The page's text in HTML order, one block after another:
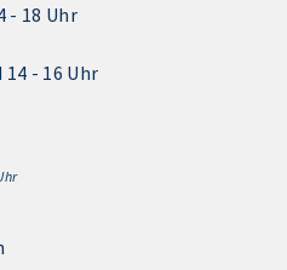
- 18 Uhr
- 16 Uhr